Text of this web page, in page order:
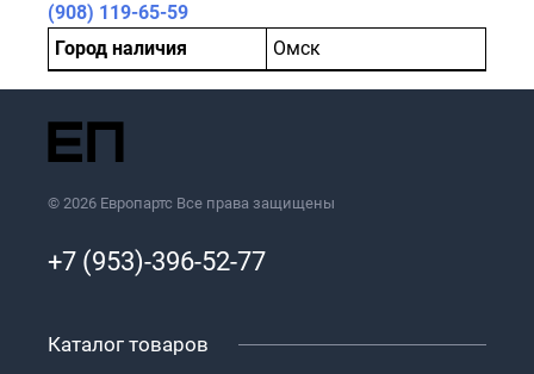
(908) 119-65-59
Город наличия
Омск
© 2026 Европартс Все права защищены
+7 (953)-396-52-77
Каталог товаров